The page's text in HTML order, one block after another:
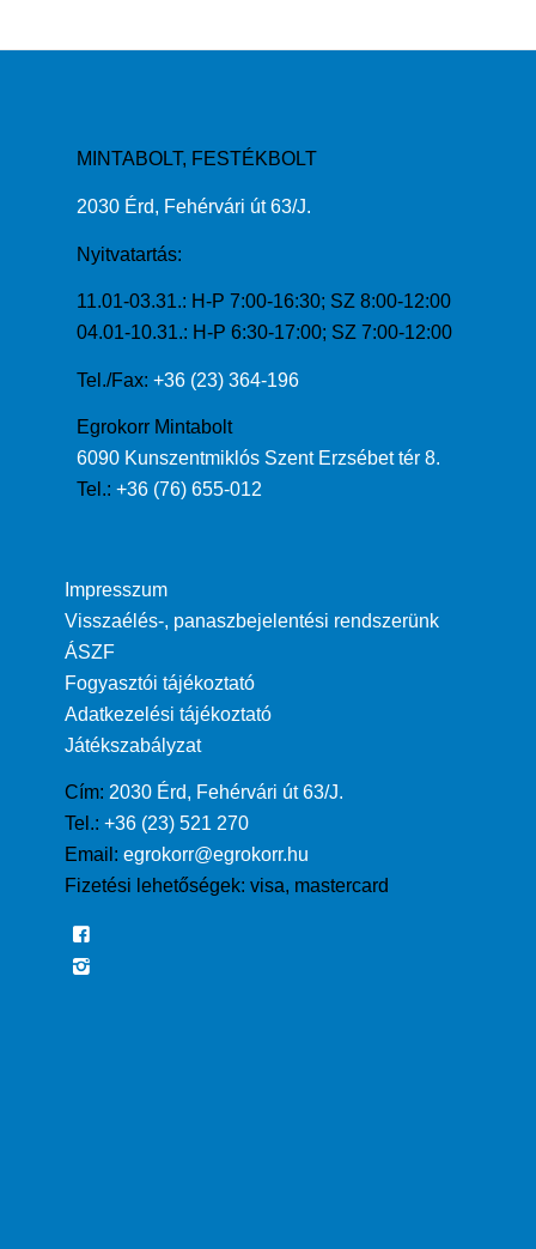
MINTABOLT, FESTÉKBOLT
2030 Érd, Fehérvári út 63/J.
Nyitvatartás:
11.01-03.31.: H-P 7:00-16:30; SZ 8:00-12:00
04.01-10.31.: H-P 6:30-17:00; SZ 7:00-12:00
Tel./Fax: +36 (23) 364-196
Egrokorr Mintabolt
6090 Kunszentmiklós Szent Erzsébet tér 8.
Tel.: +36 (76) 655-012
Impresszum
Visszaélés-, panaszbejelentési rendszerünk
ÁSZF
Fogyasztói tájékoztató
Adatkezelési tájékoztató
Játékszabályzat
Cím: 2030 Érd, Fehérvári út 63/J.
Tel.: +36 (23) 521 270
Email: egrokorr@egrokorr.hu
Fizetési lehetőségek: visa, mastercard